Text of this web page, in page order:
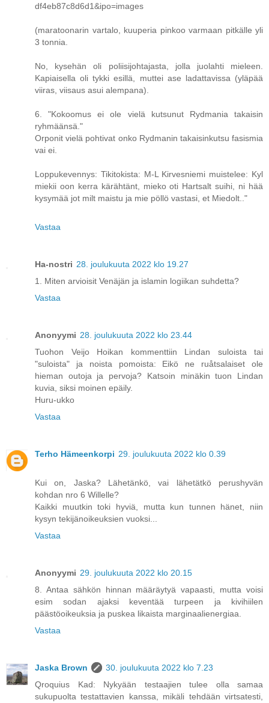
df4eb87c8d6d1&ipo=images
(maratoonarin vartalo, kuuperia pinkoo varmaan pitkälle yli
3 tonnia.
No, kysehän oli poliisijohtajasta, jolla juolahti mieleen.
Kapiaisella oli tykki esillä, muttei ase ladattavissa (yläpää
viiras, viisaus asui alempana).
6. "Kokoomus ei ole vielä kutsunut Rydmania takaisin
ryhmäänsä."
Orponit vielä pohtivat onko Rydmanin takaisinkutsu fasismia
vai ei.
Loppukevennys: Tikitokista: M-L Kirvesniemi muistelee: Kyl
miekii oon kerra kärähtänt, mieko oti Hartsalt suihi, ni hää
kysymää jot milt maistu ja mie pöllö vastasi, et Miedolt.."
Vastaa
Ha-nostri 28. joulukuuta 2022 klo 19.27
1. Miten arvioisit Venäjän ja islamin logiikan suhdetta?
Vastaa
Anonyymi 28. joulukuuta 2022 klo 23.44
Tuohon Veijo Hoikan kommenttiin Lindan suloista tai
"suloista" ja noista pomoista: Eikö ne ruåtsalaiset ole
hieman outoja ja pervoja? Katsoin minäkin tuon Lindan
kuvia, siksi moinen epäily.
Huru-ukko
Vastaa
Terho Hämeenkorpi 29. joulukuuta 2022 klo 0.39
Kui on, Jaska? Lähetänkö, vai lähetätkö perushyvän
kohdan nro 6 Willelle?
Kaikki muutkin toki hyviä, mutta kun tunnen hänet, niin
kysyn tekijänoikeuksien vuoksi...
Vastaa
Anonyymi 29. joulukuuta 2022 klo 20.15
8. Antaa sähkön hinnan määräytyä vapaasti, mutta voisi
esim sodan ajaksi keventää turpeen ja kivihiilen
päästöoikeuksia ja puskea likaista marginaalienergiaa.
Vastaa
Jaska Brown
30. joulukuuta 2022 klo 7.23
Qroquius Kad: Nykyään testaajien tulee olla samaa
sukupuolta testattavien kanssa, mikäli tehdään virtsatesti,